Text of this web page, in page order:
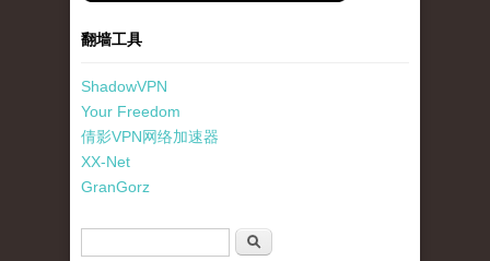
翻墙工具
ShadowVPN
Your Freedom
倩影VPN网络加速器
XX-Net
GranGorz
搜索